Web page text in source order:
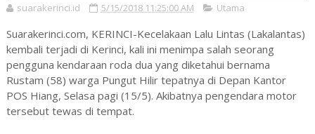
suarakerinci.id 5/15/2018 11:25:00 AM Utama
Suarakerinci.com, KERINCI-Kecelakaan Lalu Lintas (Lakalantas)
kembali terjadi di Kerinci, kali ini menimpa salah seorang
pengguna kendaraan roda dua yang diketahui bernama
Rustam (58) warga Pungut Hilir tepatnya di Depan Kantor
POS Hiang, Selasa pagi (15/5). Akibatnya pengendara motor
tersebut tewas di tempat.